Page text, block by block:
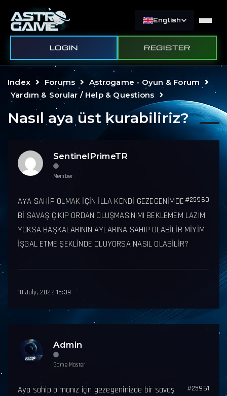
English
LOGIN REGISTER
Index Forums
Astrogame - Oyun & Forum
Yardım & Sorular / Help & Questions
Nasıl aya üst kurabiliriz?
SentinelPrimeTR
Member
#25960
AYA SAHİP OLMAK İÇİN İLLA KENDİ GEZEGENİMDE
Bİ SAVAŞ ÇIKIP ORDAN OLUŞMASINIMI BEKLEMEM LAZIM
YOKSA BAŞKALARININ AYLARINA SAHIP OLABİLİR MİYİM
İŞGAL ETME ŞEKLİNDE OLUYORSA NASIL OLABİLİR?
10 July, 2022 15:39
Admin
Game Master
#25961
Aya sahip olmanız için gezegeninizde bir savaş